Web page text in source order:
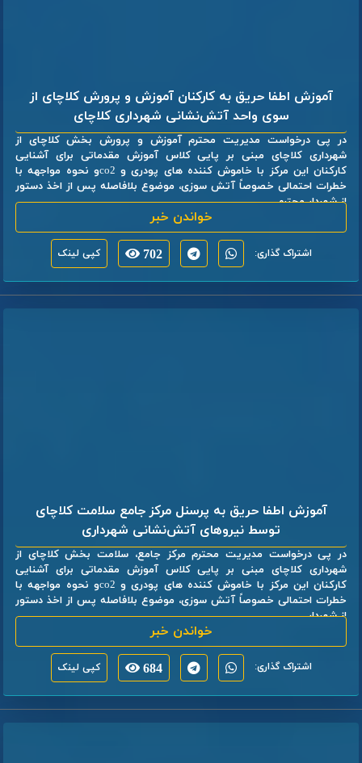
آموزش اطفا حریق به کارکنان آموزش و پرورش کلاچای از
سوی واحد آتش‌نشانی شهرداری کلاچای
در پی درخواست مدیریت محترم آموزش و پرورش بخش کلاچای از
شهرداری کلاچای مبنی بر پایی کلاس آموزش مقدماتی برای آشنایی
کارکنان این مرکز با خاموش کننده های پودری و co2و نحوه مواجهه با
خطرات احتمالی خصوصاً آتش سوزی، موضوع بلافاصله پس از اخذ دستور
از شهردار محترم ...
خواندن خبر
اشتراک گذاری: 702 کپی لینک
آموزش اطفا حریق به پرسنل مرکز جامع سلامت کلاچای
توسط نیروهای آتش‌نشانی شهرداری
در پی درخواست مدیریت محترم مرکز جامع، سلامت بخش کلاچای از
شهرداری کلاچای مبنی بر پایی کلاس آموزش مقدماتی برای آشنایی
کارکنان این مرکز با خاموش کننده های پودری و co2و نحوه مواجهه با
خطرات احتمالی خصوصاً آتش سوزی، موضوع بلافاصله پس از اخذ دستور
از شهردار ...
خواندن خبر
اشتراک گذاری: 684 کپی لینک